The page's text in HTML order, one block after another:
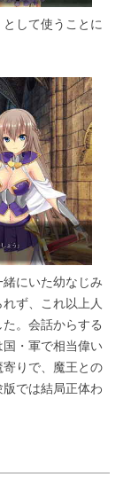
して使うことに
にいた幼なじみ
ず、これ以上人
。会話からする
・軍で相当偉い
りで、魔王との
では結局正体わ